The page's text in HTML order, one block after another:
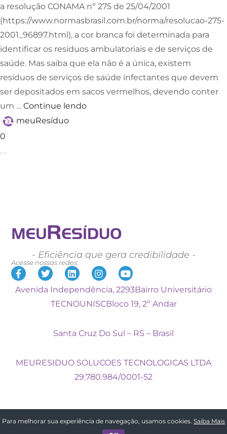
a resolução CONAMA nº 275 de 25/04/2001
(https://www.normasbrasil.com.br/norma/resolucao-275-
2001_96897.html), a cor branca foi determinada para
identificar os resíduos ambulatoriais e de serviços de
saúde. Mas saiba que ela não é a única, existem
resíduos de serviços de saúde infectantes que devem
ser depositados em sacos vermelhos, devendo conter
um … Continue lendo
meuResíduo
0
- Eficiência que gera credibilidade -
Acesse nossas redes:
Avenida Independência, 2293Bairro Universitário
TECNOUNISCBloco 19, 2º Andar
Santa Cruz Do Sul – RS – Brasil
MEURESIDUO SOLUCOES TECNOLOGICAS LTDA
29.780.984/0001-52
Para melhorar sua experiência de navegação, usamos cookies. Saiba Mais